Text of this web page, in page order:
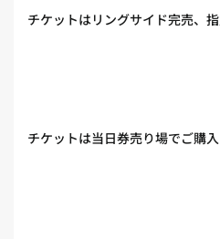
チケットはリングサイド完売、
チケットは当日券売り場でご購入